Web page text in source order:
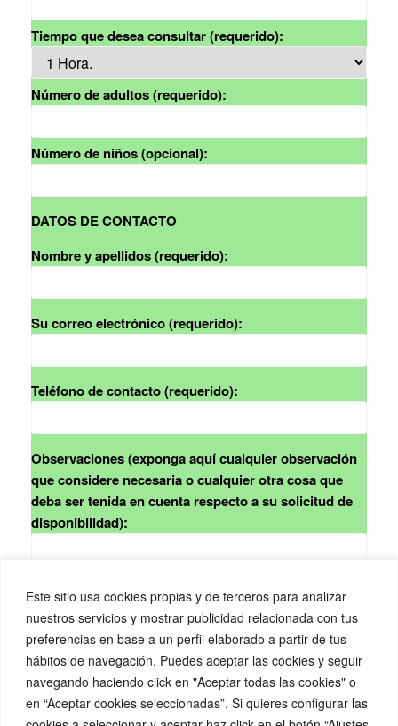
Este sitio usa cookies propias y de terceros para analizar
nuestros servicios y mostrar publicidad relacionada con tus
preferencias en base a un perfil elaborado a partir de tus
hábitos de navegación. Puedes aceptar las cookies y seguir
navegando haciendo click en "Aceptar todas las cookies" o
en “Aceptar cookies seleccionadas”. Si quieres configurar las
Tiempo que desea consultar (requerido):
Número de adultos (requerido):
Número de niños (opcional):
DATOS DE CONTACTO
Nombre y apellidos (requerido):
Su correo electrónico (requerido):
Teléfono de contacto (requerido):
Observaciones (exponga aquí cualquier observación
que considere necesaria o cualquier otra cosa que
deba ser tenida en cuenta respecto a su solicitud de
disponibilidad):